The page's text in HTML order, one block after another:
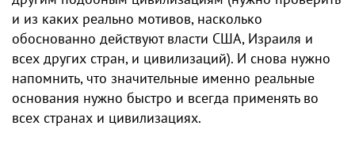
и из каких реально мотивов, насколько
обоснованно действуют власти США, Израиля и
всех других стран, и цивилизаций). И снова нужно
напомнить, что значительные именно реальные
основания нужно быстро и всегда применять во
всех странах и цивилизациях.